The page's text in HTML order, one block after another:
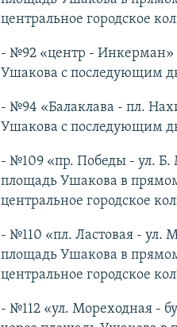
центральное городское
- №92 «центр - Инкерман»
Ушакова с последующим
- №94 «Балаклава - пл.
Ушакова с последующим
- №109 «пр. Победы - ул. Б.
площадь Ушакова в
центральное городское
- №110 «пл. Ластовая - ул.
площадь Ушакова в
центральное городское
- №112 «ул. Мореходная -